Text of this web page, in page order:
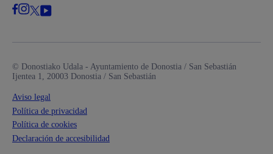
© Donostiako Udala - Ayuntamiento de Donostia / San Sebastián
Ijentea 1, 20003 Donostia / San Sebastián
Aviso legal
Política de privacidad
Política de cookies
Declaración de accesibilidad